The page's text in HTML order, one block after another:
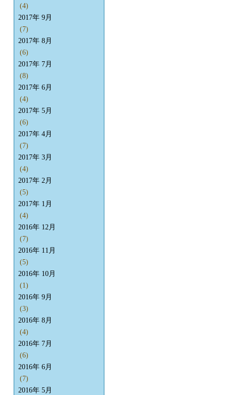
(4)
2017年 9月
(7)
2017年 8月
(6)
2017年 7月
(8)
2017年 6月
(4)
2017年 5月
(6)
2017年 4月
(7)
2017年 3月
(4)
2017年 2月
(5)
2017年 1月
(4)
2016年 12月
(7)
2016年 11月
(5)
2016年 10月
(1)
2016年 9月
(3)
2016年 8月
(4)
2016年 7月
(6)
2016年 6月
(7)
2016年 5月